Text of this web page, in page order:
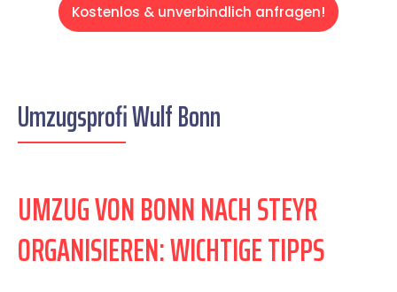
Kostenlos & unverbindlich anfragen!
Umzugsprofi Wulf Bonn
UMZUG VON BONN NACH STEYR
ORGANISIEREN: WICHTIGE TIPPS